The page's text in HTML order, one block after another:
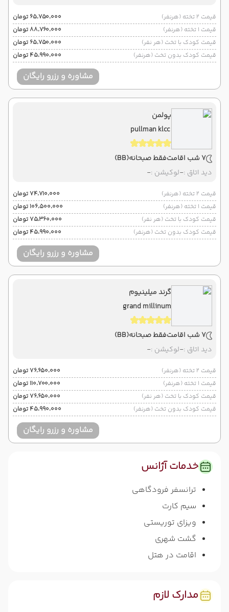
قیمت 2 تخته (هرنفر)
۶۵٬۷۵۰٬۰۰۰ تومان
قیمت 1 تخته (هرنفر)
۸۸٬۷۶۰٬۰۰۰ تومان
قیمت کودک با تخت (هر نفر)
۶۵٬۷۵۰٬۰۰۰ تومان
قیمت کودک بدون تخت (هرنفر)
۴۵٬۹۹۰٬۰۰۰ تومان
مشاوره و رزرو رایگان
پولمن
pullman klcc
7 شب اقامت فقط صبحانه(BB)
دید اتاق :-لوکیشن :-
قیمت 2 تخته (هرنفر)
۷۴٬۷۱۰٬۰۰۰ تومان
قیمت 1 تخته (هرنفر)
۱۰۶٬۵۰۰٬۰۰۰ تومان
قیمت کودک با تخت (هر نفر)
۷۵٬۳۶۰٬۰۰۰ تومان
قیمت کودک بدون تخت (هرنفر)
۴۵٬۹۹۰٬۰۰۰ تومان
مشاوره و رزرو رایگان
گرند میلینیوم
grand millinum
7 شب اقامت فقط صبحانه(BB)
دید اتاق :-لوکیشن :-
قیمت 2 تخته (هرنفر)
۷۶٬۶۵۰٬۰۰۰ تومان
قیمت 1 تخته (هرنفر)
۱۱۰٬۷۰۰٬۰۰۰ تومان
قیمت کودک با تخت (هر نفر)
۷۶٬۶۵۰٬۰۰۰ تومان
قیمت کودک بدون تخت (هرنفر)
۴۵٬۹۹۰٬۰۰۰ تومان
مشاوره و رزرو رایگان
خدمات آژانس
ترانسفر فرودگاهی
سیم کارت
ویزای توریستی
گشت شهری
اقامت در هتل
مدارک لازم